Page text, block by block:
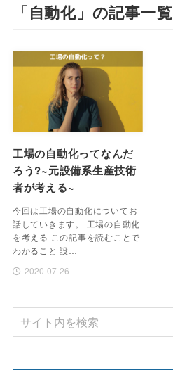
「自動化」の記事一覧
工場の自動化ってなんだ
ろう?~元設備系生産技術
者が考える~
今回は工場の自動化についてお
話していきます。 工場の自動化
を考える この記事を読むことで
わかること 設…
2020-07-26